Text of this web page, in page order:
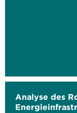
Analyse des